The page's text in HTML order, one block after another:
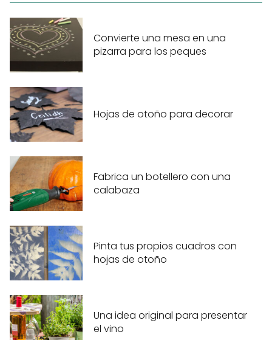
Convierte una mesa en una
pizarra para los peques
Hojas de otoño para decorar
Fabrica un botellero con una
calabaza
Pinta tus propios cuadros con
hojas de otoño
Una idea original para presentar
el vino